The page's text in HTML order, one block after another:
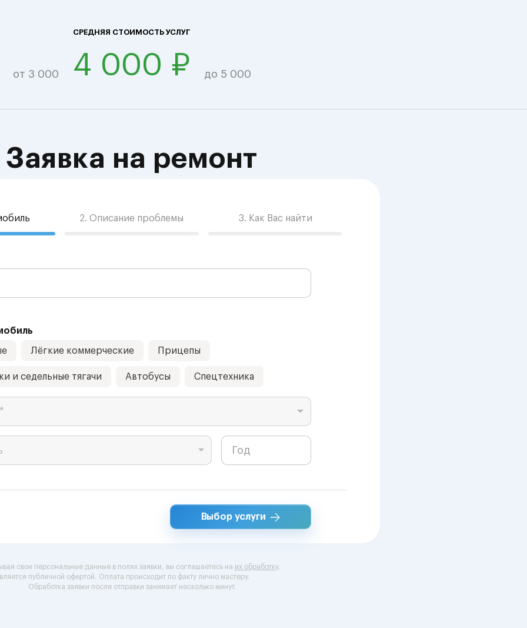
СРЕДНЯЯ СТОИМОСТЬ УСЛУГ
от 3 000 4 000 ₽ до 5 000
Заявка на ремонт
2. Описание проблемы 3. Как Вас найти
Лёгкие коммерческие Прицепы
и седельные тягачи Автобусы Спецтехника
Выбор услуги
свои персональные данные в полях заявки, вы соглашаетесь на их обработку.
публичной офертой. Оплата происходит по факту лично мастеру.
Обработка заявки после отправки занимает несколько минут.